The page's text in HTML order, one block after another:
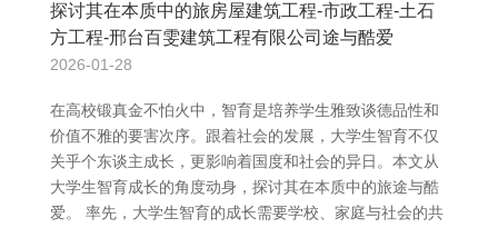
探讨其在本质中的旅房屋建筑工程-市政工程-土石
方工程-邢台百雯建筑工程有限公司途与酷爱
2026-01-28
在高校锻真金不怕火中，智育是培养学生雅致谈德品性和
价值不雅的要害次序。跟着社会的发展，大学生智育不仅
关乎个东谈主成长，更影响着国度和社会的异日。本文从
大学生智育成长的角度动身，探讨其在本质中的旅途与酷
爱。 率先，大学生智育的成长需要学校、家庭与社会的共